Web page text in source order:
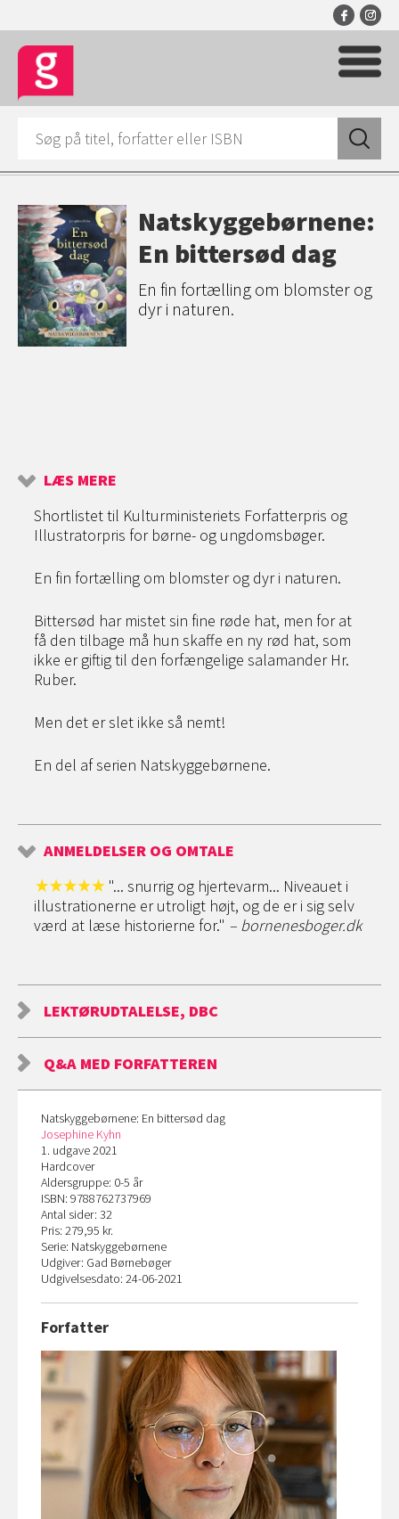
Natskyggebørnene:
En bittersød dag
En fin fortælling om blomster og
dyr i naturen.
LÆS MERE
Shortlistet til Kulturministeriets Forfatterpris og
Illustratorpris for børne- og ungdomsbøger.
En fin fortælling om blomster og dyr i naturen.
Bittersød har mistet sin fine røde hat, men for at
få den tilbage må hun skaffe en ny rød hat, som
ikke er giftig til den forfængelige salamander Hr.
Ruber.
Men det er slet ikke så nemt!
En del af serien Natskyggebørnene.
ANMELDELSER OG OMTALE
"... snurrig og hjertevarm... Niveauet i
illustrationerne er utroligt højt, og de er i sig selv
værd at læse historierne for." – bornenesboger.dk
LEKTØRUDTALELSE, DBC
Q&A MED FORFATTEREN
Natskyggebørnene: En bittersød dag
Josephine Kyhn
1. udgave 2021
Hardcover
Aldersgruppe: 0-5 år
ISBN: 9788762737969
Antal sider: 32
Pris: 279,95 kr.
Serie: Natskyggebørnene
Udgiver: Gad Børnebøger
Udgivelsesdato: 24-06-2021
Forfatter